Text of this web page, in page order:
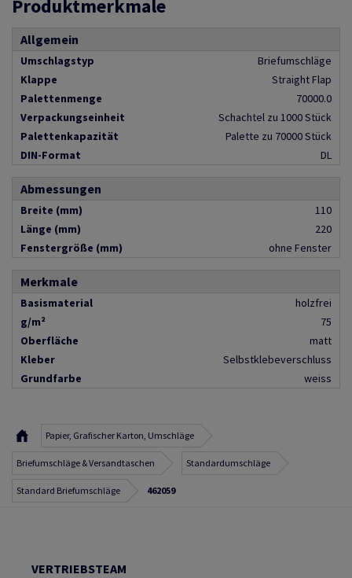
Produktmerkmale
Allgemein
Umschlagstyp
Briefumschläge
Klappe
Straight Flap
Palettenmenge
70000.0
Verpackungseinheit
Schachtel zu 1000 Stück
Palettenkapazität
Palette zu 70000 Stück
DIN-Format
DL
Abmessungen
Breite (mm)
110
Länge (mm)
220
Fenstergröße (mm)
ohne Fenster
Merkmale
Basismaterial
holzfrei
g/m²
75
Oberfläche
matt
Kleber
Selbstklebeverschluss
Grundfarbe
weiss
Papier, Grafischer Karton, Umschläge
Briefumschläge & Versandtaschen Standardumschläge
Standard Briefumschläge 462059
VERTRIEBSTEAM